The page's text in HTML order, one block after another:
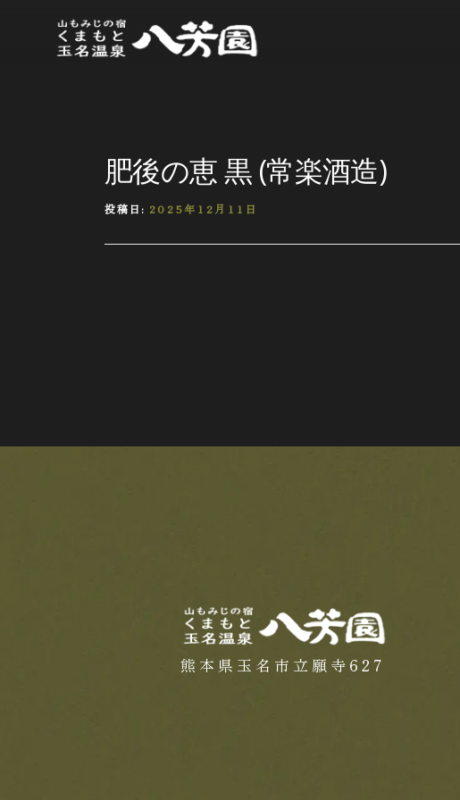
肥後の恵 黒 (常楽酒造)
投稿日: 2025年12月11日
熊本県玉名市立願寺627